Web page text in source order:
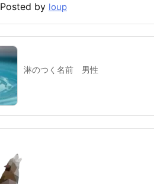
Posted by loup
淋のつく名前 男性